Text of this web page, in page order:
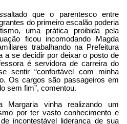
que o parentesco entre
do primeiro escalão poderia
uma prática proibida pela
ficou incomodando Magda
trabalhando na Prefeitura
a se decidir por deixar o posto de
é servidora de carreira do
sentir “confortável com minha
Os cargos são passageiros em
sem fim”, comentou.
Margaria vinha realizando um
por ter vasto conhecimento e
incontestável liderança de sua